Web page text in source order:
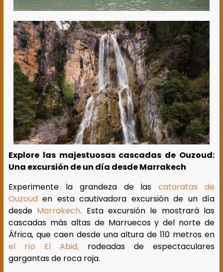
Explore las majestuosas cascadas de Ouzoud:
Una excursión de un día desde Marrakech
Experimente la grandeza de lascataratas de
Ouzouden esta cautivadora excursión de un día
desde Marrakech. Esta excursión le mostrará las
cascadas más altas de Marruecos y del norte de
África, que caen desde una altura de 110 metros en
el río El Abid, rodeadas de espectaculares
gargantas de roca roja.